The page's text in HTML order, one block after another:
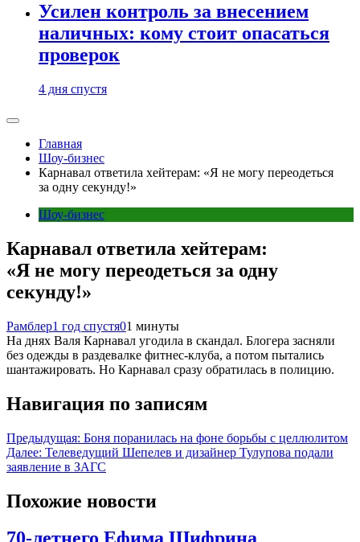
Усилен контроль за внесением
наличных: кому стоит опасаться
проверок
4 дня спустя
Главная
Шоу-бизнес
Карнавал ответила хейтерам: «Я не могу переодеться
за одну секунду!»
Шоу-бизнес
Карнавал ответила хейтерам:
«Я не могу переодеться за одну
секунду!»
Рамблер1 год спустя01 минуты
На днях Валя Карнавал угодила в скандал. Блогера засняли
без одежды в раздевалке фитнес-клуба, а потом пытались
шантажировать. Но Карнавал сразу обратилась в полицию.
Навигация по записям
Предыдущая: Боня поранилась на фоне борьбы с целлюлитом
Далее: Телеведущий Шепелев и дизайнер Тулупова подали
заявление в ЗАГС
Похожие новости